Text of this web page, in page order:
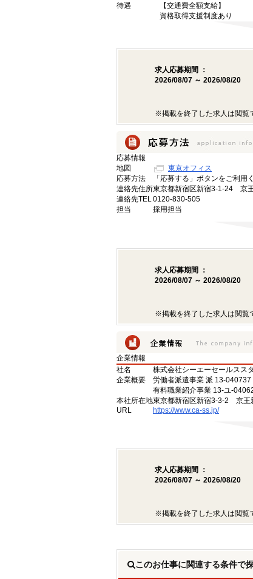
待遇
【交通費全額支給】
資格取得支援制度あり
求人応募期間 ：
2026/08/07 ～ 2026/08/20
※掲載を終了した求人は閲覧
応募情報
地図
東京オフィス
応募方法
「応募する」ボタンをご利用
連絡先住所東京都新宿区新宿3-1-24 京
連絡先TEL0120-830-505
担当
採用担当
求人応募期間 ：
2026/08/07 ～ 2026/08/20
※掲載を終了した求人は閲覧
企業情報
社名
株式会社シーエーセールスス
企業概要
労働者派遣事業 派 13-040737
有料職業紹介事業 13-ユ-
本社所在地東京都新宿区新宿3-3-2 京王
URL
https://www.ca-ss.jp/
求人応募期間 ：
2026/08/07 ～ 2026/08/20
※掲載を終了した求人は閲覧
このお仕事に関連する条件で